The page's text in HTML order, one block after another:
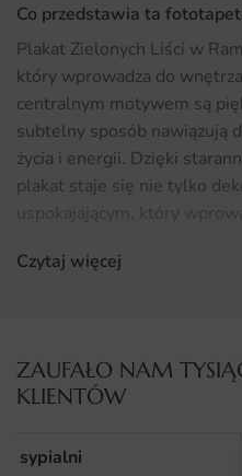
Co przedstawia ta
Plakat Zielonych Liści w
który wprowadza do
centralnym motywem są
subtelny sposób nawiązują
życia i energii. Dzięki
plakat staje się nie tylko
uspokajającym, który
nowoczesnym wystrojem, a
Gdzie sprawdzi się
Ramce
Fototapeta Plakat
wybór do pokoju
Czytaj więcej
ZAUFAŁO NAM
KLIENTÓW
sypialni